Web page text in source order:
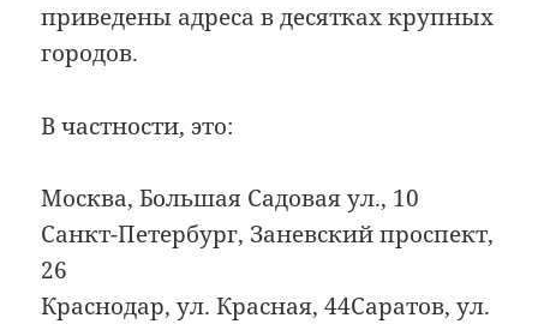
приведены адреса в десятках крупных
городов.
В частности, это:
Москва, Большая Садовая ул., 10
Санкт-Петербург, Заневский проспект,
26
Краснодар, ул. Красная, 44Саратов, ул.